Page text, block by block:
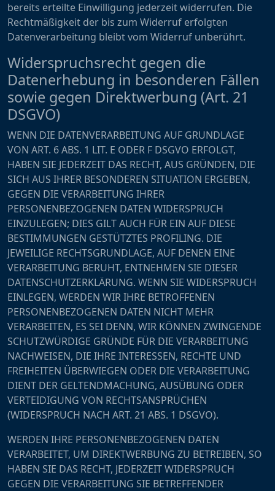
bereits erteilte Einwilligung jederzeit widerrufen. Die
Rechtmäßigkeit der bis zum Widerruf erfolgten
Datenverarbeitung bleibt vom Widerruf unberührt.
Widerspruchsrecht gegen die
Datenerhebung in besonderen Fällen
sowie gegen Direktwerbung (Art. 21
DSGVO)
WENN DIE DATENVERARBEITUNG AUF GRUNDLAGE
VON ART. 6 ABS. 1 LIT. E ODER F DSGVO ERFOLGT,
HABEN SIE JEDERZEIT DAS RECHT, AUS GRÜNDEN, DIE
SICH AUS IHRER BESONDEREN SITUATION ERGEBEN,
GEGEN DIE VERARBEITUNG IHRER
PERSONENBEZOGENEN DATEN WIDERSPRUCH
EINZULEGEN; DIES GILT AUCH FÜR EIN AUF DIESE
BESTIMMUNGEN GESTÜTZTES PROFILING. DIE
JEWEILIGE RECHTSGRUNDLAGE, AUF DENEN EINE
VERARBEITUNG BERUHT, ENTNEHMEN SIE DIESER
DATENSCHUTZERKLÄRUNG. WENN SIE WIDERSPRUCH
EINLEGEN, WERDEN WIR IHRE BETROFFENEN
PERSONENBEZOGENEN DATEN NICHT MEHR
VERARBEITEN, ES SEI DENN, WIR KÖNNEN ZWINGENDE
SCHUTZWÜRDIGE GRÜNDE FÜR DIE VERARBEITUNG
NACHWEISEN, DIE IHRE INTERESSEN, RECHTE UND
FREIHEITEN ÜBERWIEGEN ODER DIE VERARBEITUNG
DIENT DER GELTENDMACHUNG, AUSÜBUNG ODER
VERTEIDIGUNG VON RECHTSANSPRÜCHEN
(WIDERSPRUCH NACH ART. 21 ABS. 1 DSGVO).
WERDEN IHRE PERSONENBEZOGENEN DATEN
VERARBEITET, UM DIREKTWERBUNG ZU BETREIBEN, SO
HABEN SIE DAS RECHT, JEDERZEIT WIDERSPRUCH
GEGEN DIE VERARBEITUNG SIE BETREFFENDER